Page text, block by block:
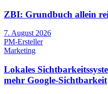
ZBI: Grundbuch allein
7. August 2026
PM-Ersteller
Marketing
Lokales
mehr Google-Sichtbarkeit